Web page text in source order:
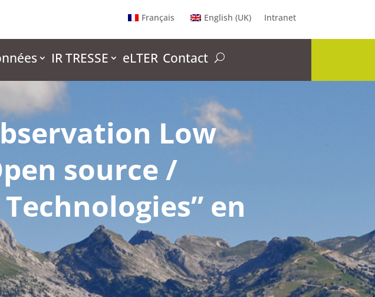
Français English (UK) Intranet
IR TRESSE eLTER Contact
Low
source /
en